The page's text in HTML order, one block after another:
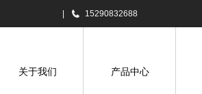
焦作市科邦农机设备有限公司欢迎您！
15290832688
关于我们 产品中心